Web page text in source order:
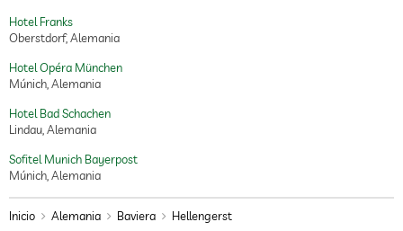
Hotel Franks
Oberstdorf, Alemania
Hotel Opéra München
Múnich, Alemania
Hotel Bad Schachen
Lindau, Alemania
Sofitel Munich Bayerpost
Múnich, Alemania
Inicio Alemania Baviera Hellengerst